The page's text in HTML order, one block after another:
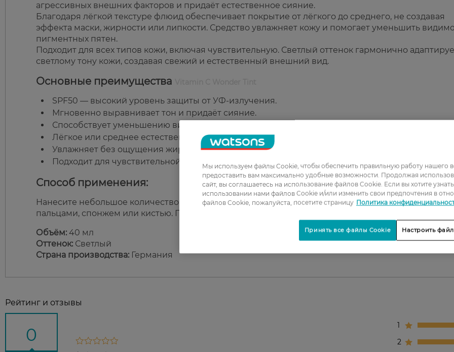
агрессивных внешних факторов и придаёт естественное сияние.
Благодаря лёгкой текстуре флюид обеспечивает покрытие от лёгкого до среднего, не создавая
эффекта маски, жирности или липкости. Средство увлажняет кожу и помогает уменьшить
пигментных пятен.
Подходит для всех типов кожи, включая чувствительную. Светлый оттенок гармонично
светлому тону кожи, создавая свежий и естественный внешний вид.
Основные преимущества
SPF50 — высокий уровень защиты от УФ-излучения.
Мгновенно выравнивает тон и придаёт сияние.
Способствует уменьшению видимости пигментных пятен.
Лёгкое или среднее естественное покрытие.
Увлажняет без ощущения жирности.
Подходит для чувствительной кожи.
Способ применения:
Нанесите небольшое количество средства на очищенную кожу лица и равномерно
пальцами, спонжем или кистью. При необходимости можно наслаивать для более плотного
Объём: 40 мл
Оттенок: Светлый
Страна производства: Германия
Рейтинг и отзывы
0 1
2
Мы используем файлы Cookie, чтобы обеспечить правильную работу нашего
предоставить вам максимально удобные возможности. Продолжая
сайт, вы соглашаетесь на использование файлов Cookie. Если вы хотите
использовании нами файлов Cookie и/или изменить свои предпочтения в
файлов Cookie, пожалуйста, посетите страницу Политика
Настроить
Принять все файлы Cookie